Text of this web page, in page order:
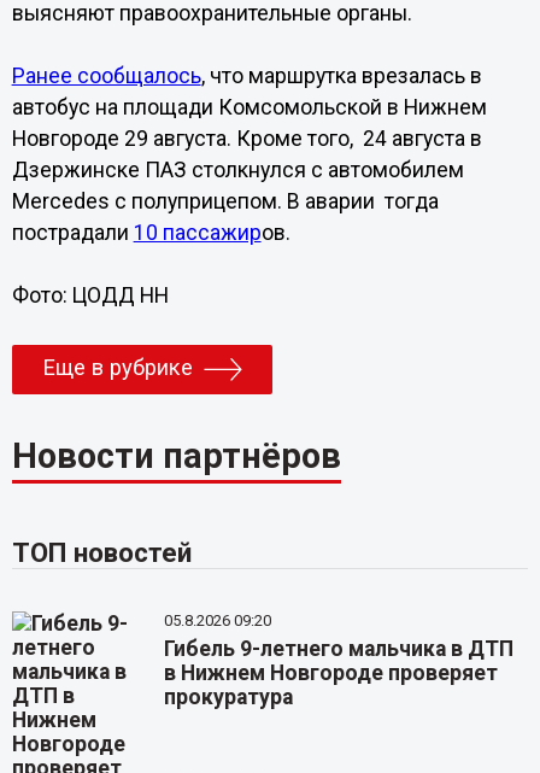
выясняют правоохранительные органы.
Ранее сообщалось, что маршрутка врезалась в
автобус на площади Комсомольской в Нижнем
Новгороде 29 августа. Кроме того, 24 августа в
Дзержинске ПАЗ столкнулся с автомобилем
Mercedes с полуприцепом. В аварии тогда
пострадали 10 пассажиров.
Фото: ЦОДД НН
Еще в рубрике
Новости партнёров
ТОП новостей
05.8.2026 09:20
Гибель 9-летнего мальчика в ДТП
в Нижнем Новгороде проверяет
прокуратура